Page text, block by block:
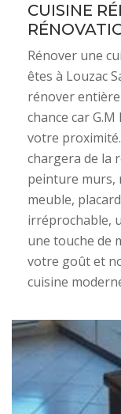
CUISINE
Rénover une
êtes à Louzac
rénover
chance car
votre
chargera de la
peinture murs,
meuble,
irréprochable,
une touche de
votre goût et
cuisine